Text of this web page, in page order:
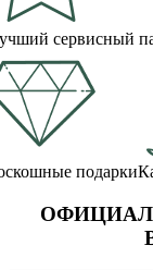
сервисный
подарки